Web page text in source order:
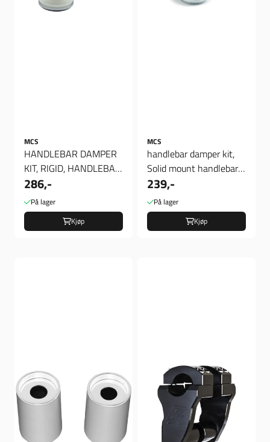
MCS
HANDLEBAR DAMPER
KIT, RIGID, HANDLEBAR
DAMPER KIT, RIGID
286,-
På lager
Kjøp
MCS
handlebar damper kit,
Solid mount handlebar
damper conversion kit
239,-
På lager
Kjøp